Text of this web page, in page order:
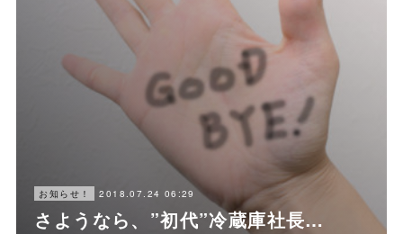
お知らせ！ 2018.07.24 06:29
さようなら、”初代”冷蔵庫社長…